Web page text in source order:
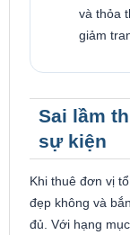
và thỏa
giảm
Sai lầm
sự kiện
Khi thuê đơn vị
đẹp không và
đủ. Với hạng